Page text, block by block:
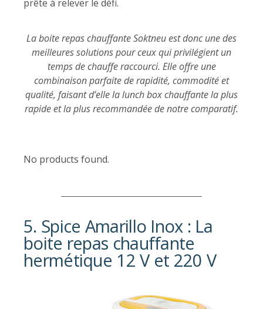
prête à relever le défi.
La boite repas chauffante Soktneu est donc une des
meilleures solutions pour ceux qui privilégient un
temps de chauffe raccourci. Elle offre une
combinaison parfaite de rapidité, commodité et
qualité, faisant d’elle la lunch box chauffante la plus
rapide et la plus recommandée de notre comparatif.
No products found.
5. Spice Amarillo Inox : La
boite repas chauffante
hermétique 12 V et 220 V